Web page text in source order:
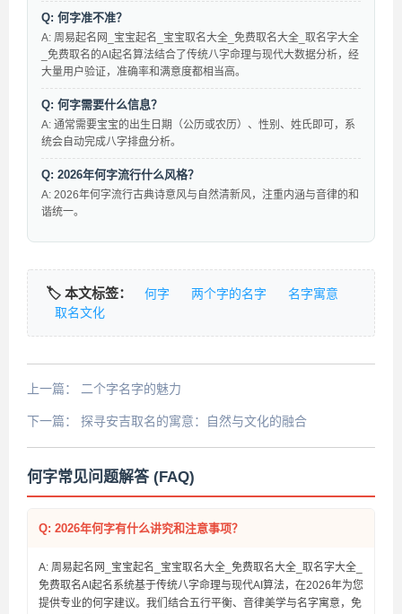
Q: 何字准不准？
A: 周易起名网_宝宝起名_宝宝取名大全_免费取名大全_取名字大全
_免费取名的AI起名算法结合了传统八字命理与现代大数据分析，经
大量用户验证，准确率和满意度都相当高。
Q: 何字需要什么信息？
A: 通常需要宝宝的出生日期（公历或农历）、性别、姓氏即可，系
统会自动完成八字排盘分析。
Q: 2026年何字流行什么风格？
A: 2026年何字流行古典诗意风与自然清新风，注重内涵与音律的和
谐统一。
🏷️ 本文标签： 何字 两个字的名字
名字寓意
取名文化
上一篇： 二个字名字的魅力
下一篇： 探寻安吉取名的寓意：自然与文化的融合
何字常见问题解答 (FAQ)
Q: 2026年何字有什么讲究和注意事项？
A: 周易起名网_宝宝起名_宝宝取名大全_免费取名大全_取名字大全_
免费取名AI起名系统基于传统八字命理与现代AI算法，在2026年为您
提供专业的何字建议。我们结合五行平衡、音律美学与名字寓意，免